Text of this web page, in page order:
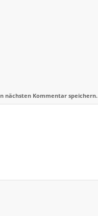
nächsten Kommentar speichern.